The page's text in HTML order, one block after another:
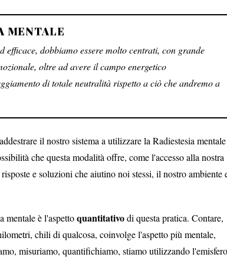
MENTALE
dobbiamo essere molto centrati, con grande
oltre ad avere il campo energetico
di totale neutralità rispetto a ciò che andremo a
il nostro sistema a utilizzare la Radiestesia mentale
che questa modalità offre, come l'accesso alla nostra
e soluzioni che aiutino noi stessi, il nostro ambiente
mentale è l'aspettoquantitativodi questa pratica. Contare,
chili di qualcosa, coinvolge l'aspetto più mentale,
misuriamo, quantifichiamo, stiamo utilizzando l'emisfero